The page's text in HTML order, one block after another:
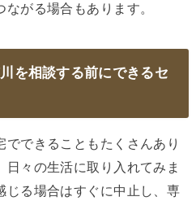
がる場合もあります。
を相談する前にできるセ
できることもたくさんあり
日々の生活に取り入れてみま
じる場合はすぐに中止し、専